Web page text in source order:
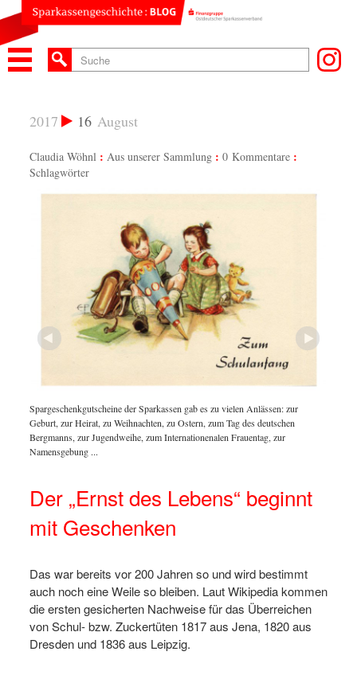
16 August
2017
Claudia Wöhnl Aus unserer Sammlung
0 Kommentare
Schlagwörter
Spargeschenkgutscheine der Sparkassen gab es zu vielen Anlässen: zur
Geburt, zur Heirat, zu Weihnachten, zu Ostern, zum Tag des deutschen
Bergmanns, zur Jugendweihe, zum Internationenalen Frauentag, zur
Namensgebung ...
Der „Ernst des Lebens“ beginnt
mit Geschenken
Das war bereits vor 200 Jahren so und wird bestimmt
auch noch eine Weile so bleiben. Laut Wikipedia kommen
die ersten gesicherten Nachweise für das Überreichen
von Schul- bzw. Zuckertüten 1817 aus Jena, 1820 aus
Dresden und 1836 aus Leipzig.